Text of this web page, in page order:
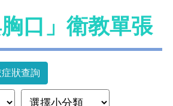
胸口」衛教單張
症狀查詢